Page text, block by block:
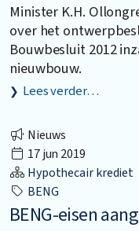
Minister K.H.
over het
Bouwbesluit 2012
nieuwbouw.
Lees verder…
Nieuws
17 jun 2019
Hypothecair krediet
BENG
BENG-eisen